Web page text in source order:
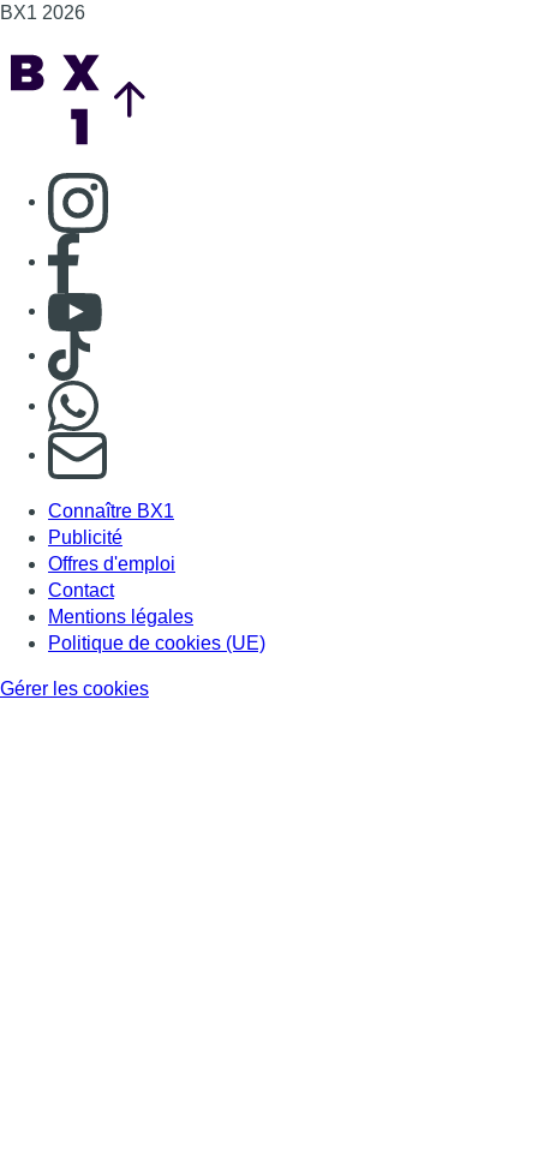
BX1 2026
Consulter page Instagram
Consulter page Facebook
Consulter Youtube
Consulter TikTok
S'abonner à notre newsletter
Connaître BX1
Publicité
Offres d'emploi
Contact
Mentions légales
Politique de cookies (UE)
Gérer les cookies